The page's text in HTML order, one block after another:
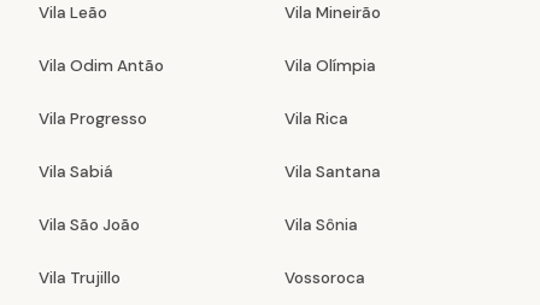
Vila Leão Vila Mineirão
Vila Odim Antão Vila Olímpia
Vila Progresso Vila Rica
Vila Sabiá Vila Santana
Vila São João Vila Sônia
Vila Trujillo Vossoroca